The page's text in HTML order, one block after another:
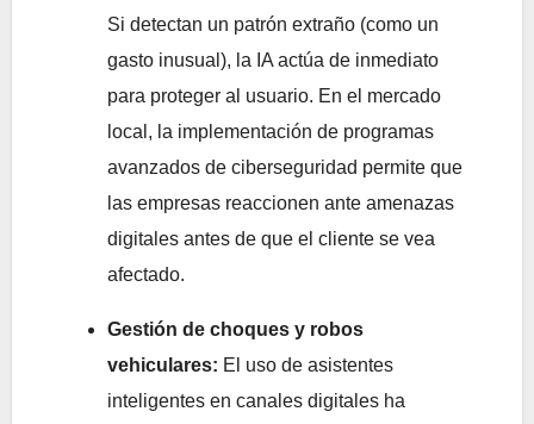
Si detectan un patrón extraño (como un
gasto inusual), la IA actúa de inmediato
para proteger al usuario. En el mercado
local, la implementación de programas
avanzados de ciberseguridad permite que
las empresas reaccionen ante amenazas
digitales antes de que el cliente se vea
afectado.
Gestión de choques y robos
vehiculares: El uso de asistentes
inteligentes en canales digitales ha